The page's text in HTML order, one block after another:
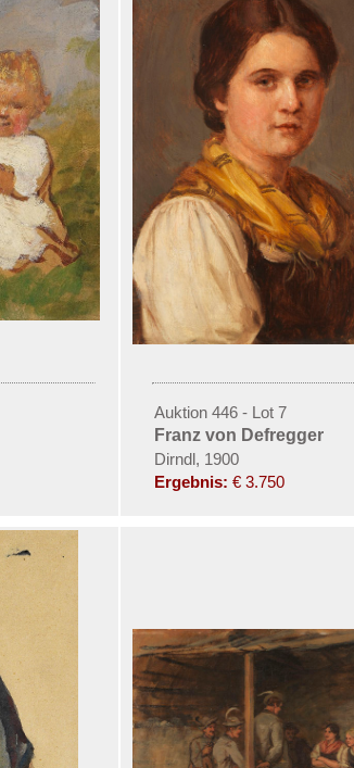
Auktion 446 - Lot 7
Franz von Defregger
Dirndl, 1900
Ergebnis: € 3.750